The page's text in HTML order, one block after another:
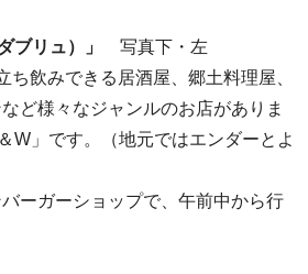
ブリュ）」
写真下・左
ち飲みできる居酒屋、郷土料理屋、
ど様々なジャンルのお店がありま
W」です。（地元ではエンダーとよ
ーガーショップで、午前中から行